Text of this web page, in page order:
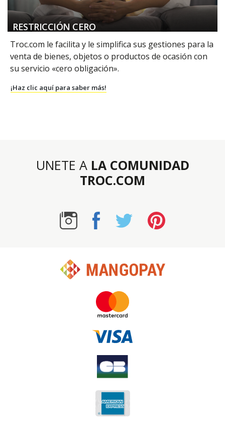
RESTRICCIÓN CERO
Troc.com le facilita y le simplifica sus gestiones para la
venta de bienes, objetos o productos de ocasión con
su servicio «cero obligación».
¡Haz clic aquí para saber más!
UNETE A LA COMUNIDAD
TROC.COM